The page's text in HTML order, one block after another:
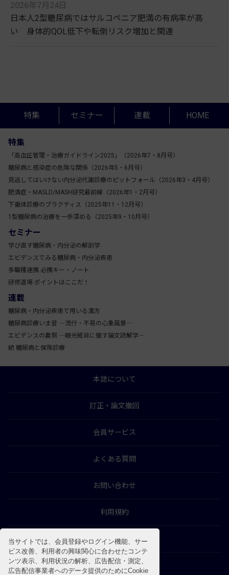
当サイトでは、会員登録やログイン機能、サー
ビス改善、利用者の興味関心に合わせたコンテ
ンツ表示、利用状況の解析、広告配信・測定、
広告配信事業者へのデータ提供のためにCookie
2026年7月24日
日本人2型糖尿病ではサルコペニア肥満の有病率が高
い 身体的QOL低下や転倒リスク増加と関連
特集 セミナー 連載 HOME
特集
「高血圧管理・治療ガイドライン2025」（2026年7・8月号）
糖尿病と感染症の危険な関係（2026年5・6月号）
見逃してはいけない内分泌代謝診療のピットフォール（2026年3・4月号）
肥満症・MASLD/MASH研究最前線（2026年1・2月号）
下垂体診療のプラクティス（2025年11・12月号）
1型糖尿病の治療を一歩深める（2025年9・10月号）
セミナー
学び直す糖尿病・内分泌の解剖学
エビデンスでみる糖尿病・内分泌疾患
多職種連携 必携キー・ノート
研修道場 ポイントはここだ！
連載
糖尿病・内分泌疾患で用いる漢方
糖尿病診療いま昔 ―流行・不易の心象風景―
エビデンスの裏側 ―眼光紙背に徹す論文読解学―
続 糖尿病と保険診療
本誌について
訂正・論文撤回
会員サービス
よくある質問
お問い合わせ
利用規約
特商法に基づく表示
プライバシーポリシー